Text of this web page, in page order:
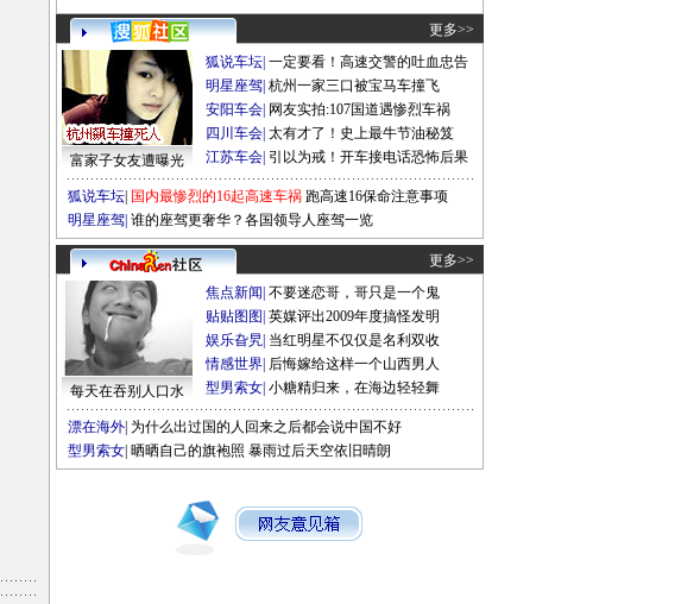
更多>>
富家子女友遭曝光
狐说车坛 一定要看！高速交警的吐血忠告
明星座驾 杭州一家三口被宝马车撞飞
安阳车会 网友实拍:107国道遇惨烈车祸
四川车会 太有才了！史上最牛节油秘笈
江苏车会 引以为戒！开车接电话恐怖后果
狐说车坛 国内最惨烈的16起高速车祸 跑高速16保命注意事项
明星座驾 谁的座驾更奢华？各国领导人座驾一览
更多>>
每天在吞别人口水
焦点新闻 不要迷恋哥，哥只是一个鬼
贴贴图图 英媒评出2009年度搞怪发明
娱乐旮旯 当红明星不仅仅是名利双收
情感世界 后悔嫁给这样一个山西男人
型男索女 小糖精归来，在海边轻轻舞
漂在海外 为什么出过国的人回来之后都会说中国不好
型男索女 晒晒自己的旗袍照 暴雨过后天空依旧晴朗